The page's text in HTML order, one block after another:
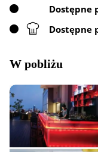
Dostępne
Dostępne
W pobliżu